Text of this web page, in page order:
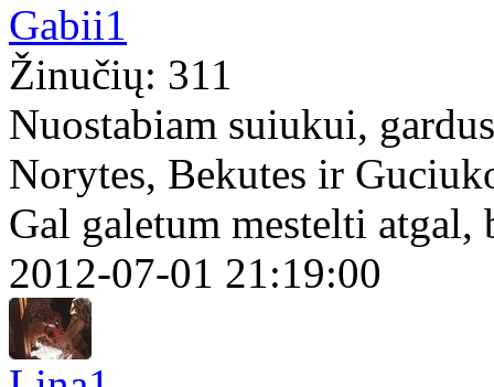
Gabii1
Žinučių: 311
Nuostabiam suiukui,
Norytes, Bekutes ir
Gal galetum mestelti
2012-07-01 21:19:00